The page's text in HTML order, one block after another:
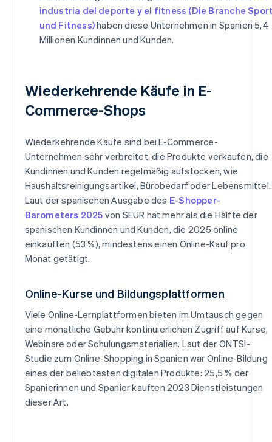
industria del deporte y el fitness (Die Branche
und Fitness)haben diese Unternehmen in Spanien 5,4
Millionen Kundinnen und Kunden.
Wiederkehrende Käufe in E-
Commerce-Shops
Wiederkehrende Käufe sind bei E-Commerce-
Unternehmen sehr verbreitet, die Produkte verkaufen, die
Kundinnen und Kunden regelmäßig aufstocken, wie
Haushaltsreinigungsartikel, Bürobedarf oder Lebensmittel.
Laut der spanischen Ausgabe des E-Shopper-
Barometers 2025 von SEUR hat mehr als die Hälfte der
spanischen Kundinnen und Kunden, die 2025 online
einkauften (53 %), mindestens einen Online-Kauf pro
Monat getätigt.
Online-Kurse und Bildungsplattformen
Viele Online-Lernplattformen bieten im Umtausch gegen
eine monatliche Gebühr kontinuierlichen Zugriff auf Kurse,
Webinare oder Schulungsmaterialien. Laut der ONTSI-
Studie zum Online-Shopping in Spanien war Online-Bildung
eines der beliebtesten digitalen Produkte: 25,5 % der
Spanierinnen und Spanier kauften 2023 Dienstleistungen
dieser Art.